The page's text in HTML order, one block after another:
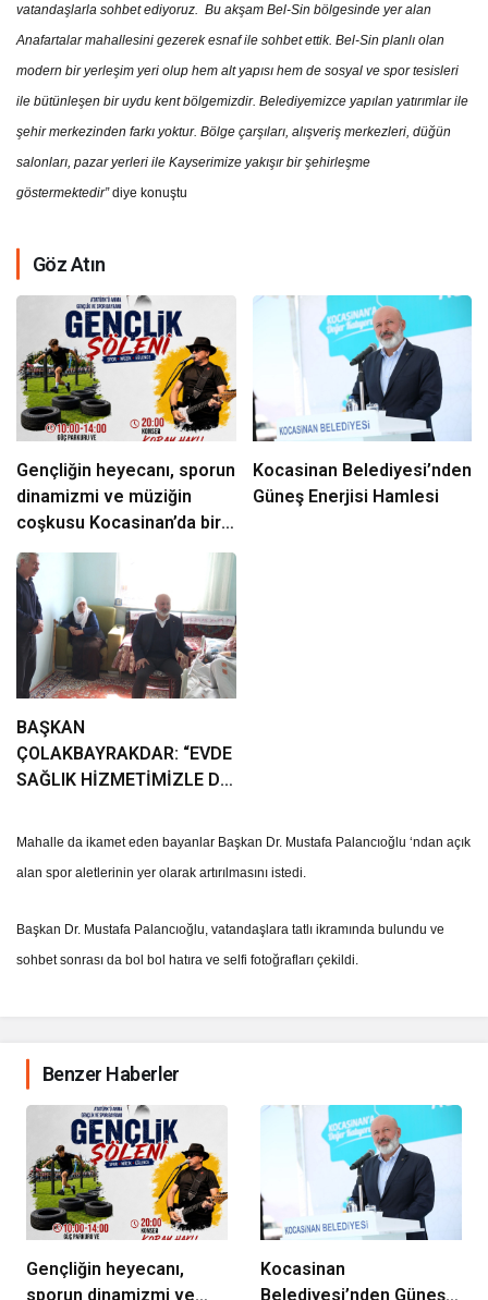
vatandaşlarla sohbet ediyoruz. Bu akşam Bel-Sin bölgesinde yer alan
Anafartalar mahallesini gezerek esnaf ile sohbet ettik. Bel-Sin planlı olan
modern bir yerleşim yeri olup hem alt yapısı hem de sosyal ve spor tesisleri
ile bütünleşen bir uydu kent bölgemizdir. Belediyemizce yapılan yatırımlar ile
şehir merkezinden farkı yoktur. Bölge çarşıları, alışveriş merkezleri, düğün
salonları, pazar yerleri ile Kayserimize yakışır bir şehirleşme
göstermektedir”diye konuştu
Göz Atın
Gençliğin heyecanı, sporun
dinamizmi ve müziğin
coşkusu Kocasinan’da bir
araya geliyor!
Kocasinan Belediyesi’nden
Güneş Enerjisi Hamlesi
BAŞKAN
ÇOLAKBAYRAKDAR: “EVDE
SAĞLIK HİZMETİMİZLE DE
DOKUNUYORUZ”
Mahalle da ikamet eden bayanlar Başkan Dr. Mustafa Palancıoğlu ‘ndan açık
alan spor aletlerinin yer olarak artırılmasını istedi.
Başkan Dr. Mustafa Palancıoğlu, vatandaşlara tatlı ikramında bulundu ve
sohbet sonrası da bol bol hatıra ve selfi fotoğrafları çekildi.
Benzer Haberler
Gençliğin heyecanı,
sporun dinamizmi ve
Kocasinan
Belediyesi’nden Güneş